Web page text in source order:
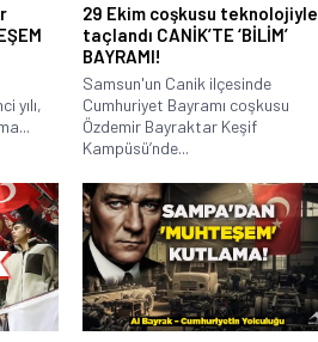
yılı,
29 Ekim coşkusu teknolojiyle
taçlandı CANİK’TE ‘BİLİM’
BAYRAMI!
Samsun'un Canik ilçesinde
Cumhuriyet Bayramı coşkusu
Özdemir Bayraktar Keşif
Kampüsü’nde...